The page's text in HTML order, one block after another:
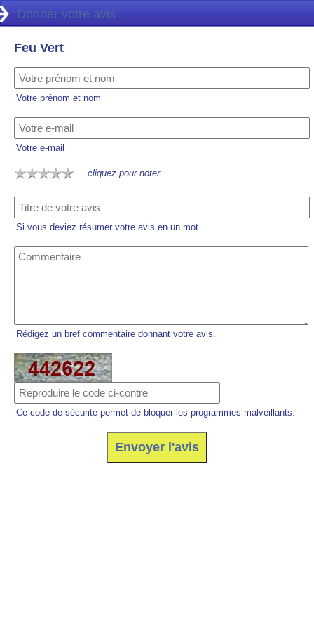
Donner votre avis
Feu Vert
Votre prénom et nom
Votre e-mail
cliquez pour noter
Si vous deviez résumer votre avis en un mot
Rédigez un bref commentaire donnant votre avis.
Ce code de sécurité permet de bloquer les programmes malveillants.